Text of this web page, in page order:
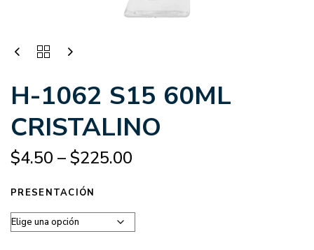
H-1062 S15 60ML
CRISTALINO
$4.50 –$225.00
PRESENTACIÓN